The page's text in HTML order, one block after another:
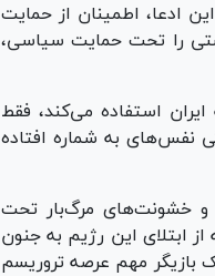
ادعا، اطمینان از حمایت
را تحت حمایت سیاسی،
استفاده می‌کند، فقط
نفس‌های به شماره افتاده
و خشونت‌های مرگ‌بار تحت
ابتلای این رژیم به جنون
مهم عرصه تروریسم